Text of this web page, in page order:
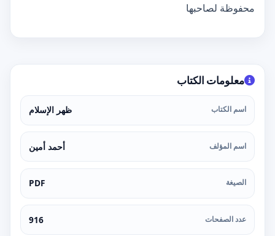
محفوظة لصاحبها
معلومات الكتاب
اسم الكتاب ظهر الإسلام
اسم المؤلف أحمد أمين
الصيغة PDF
عدد الصفحات 916